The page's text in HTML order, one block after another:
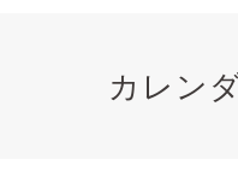
カレン